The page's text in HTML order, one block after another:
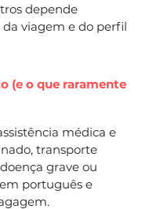
depende
viagem e do perfil
(e o que raramente
médica e
transporte
grave ou
português e